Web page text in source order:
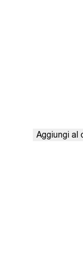
Aggiungi al